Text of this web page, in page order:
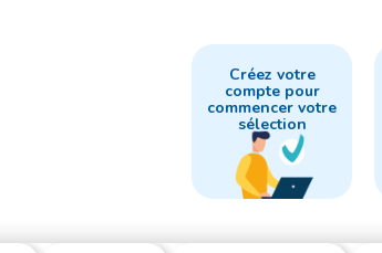
Créez votre
compte pour
commencer votre
sélection